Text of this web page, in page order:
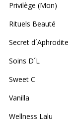
Privilège (Mon)
Rituels Beauté
Secret d´Aphrodite
Soins D´L
Sweet C
Vanilla
Wellness Lalu